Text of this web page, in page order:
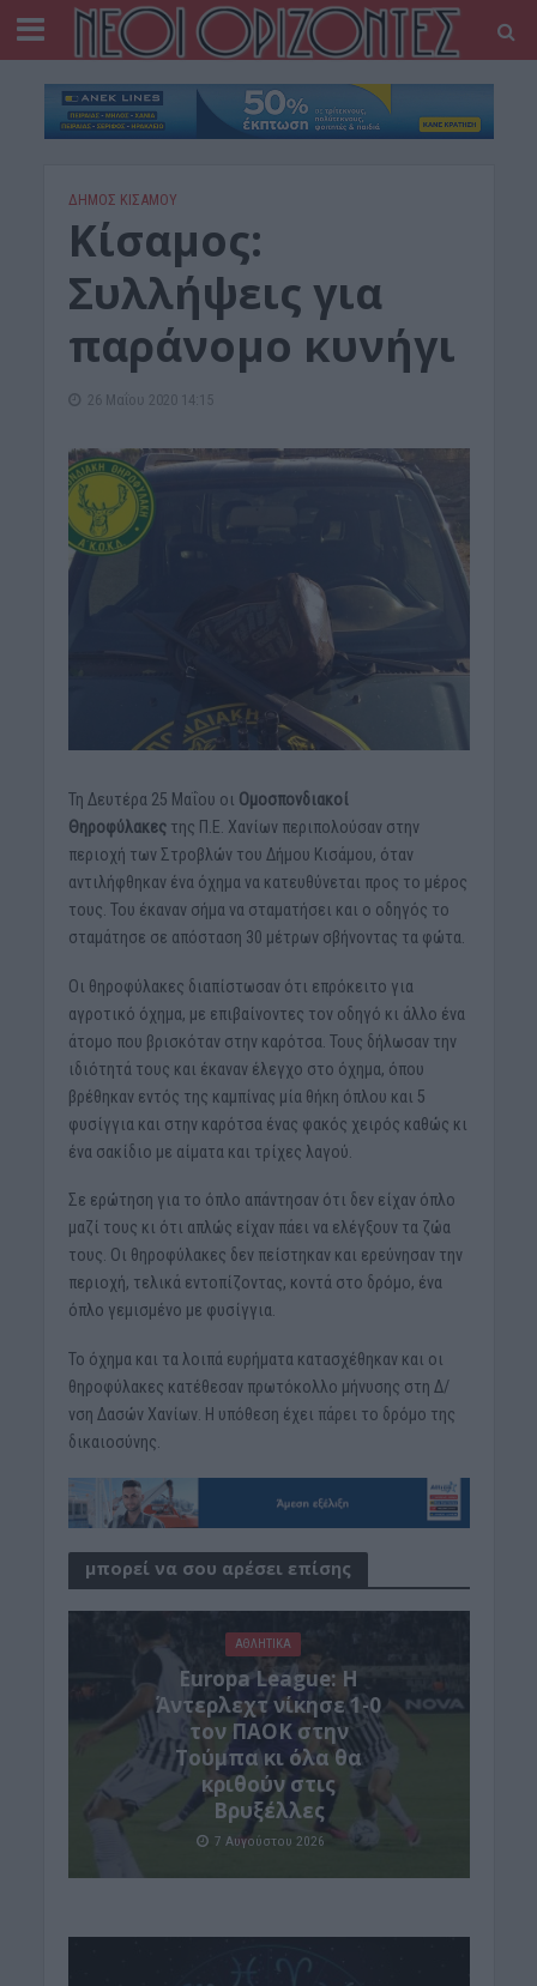
ΔΉΜΟΣ ΚΙΣΆΜΟΥ
Κίσαμος:
Συλλήψεις για
παράνομο κυνήγι
26 Μαΐου 2020 14:15
Τη Δευτέρα 25 Μαΐου οι Ομοσπονδιακοί
Θηροφύλακες της Π.Ε. Χανίων περιπολούσαν στην
περιοχή των Στροβλών του Δήμου Κισάμου, όταν
αντιλήφθηκαν ένα όχημα να κατευθύνεται προς το μέρος
τους. Του έκαναν σήμα να σταματήσει και ο οδηγός το
σταμάτησε σε απόσταση 30 μέτρων σβήνοντας τα φώτα.
Οι θηροφύλακες διαπίστωσαν ότι επρόκειτο για
αγροτικό όχημα, με επιβαίνοντες τον οδηγό κι άλλο ένα
άτομο που βρισκόταν στην καρότσα. Τους δήλωσαν την
ιδιότητά τους και έκαναν έλεγχο στο όχημα, όπου
βρέθηκαν εντός της καμπίνας μία θήκη όπλου και 5
φυσίγγια και στην καρότσα ένας φακός χειρός καθώς κι
ένα σακίδιο με αίματα και τρίχες λαγού.
Σε ερώτηση για το όπλο απάντησαν ότι δεν είχαν όπλο
μαζί τους κι ότι απλώς είχαν πάει να ελέγξουν τα ζώα
τους. Οι θηροφύλακες δεν πείστηκαν και ερεύνησαν την
περιοχή, τελικά εντοπίζοντας, κοντά στο δρόμο, ένα
όπλο γεμισμένο με φυσίγγια.
Το όχημα και τα λοιπά ευρήματα κατασχέθηκαν και οι
θηροφύλακες κατέθεσαν πρωτόκολλο μήνυσης στη Δ/
νση Δασών Χανίων. Η υπόθεση έχει πάρει το δρόμο της
δικαιοσύνης.
μπορεί να σου αρέσει επίσης
ΑΘΛΗΤΙΚΑ
Europa League: Η
Άντερλεχτ νίκησε 1-0
τον ΠΑΟΚ στην
Τούμπα κι όλα θα
κριθούν στις
Βρυξέλλες
7 Αυγούστου 2026